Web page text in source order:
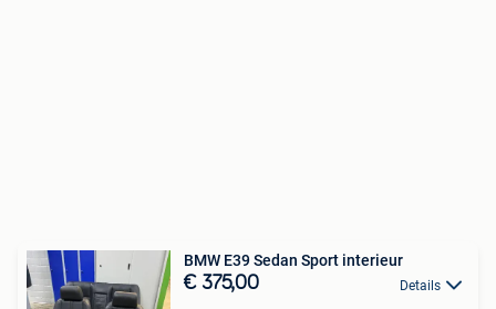
BMW E39 Sedan Sport interieur
€ 375,00 Details